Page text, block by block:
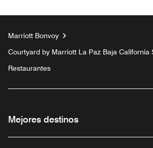
Marriott Bonvoy
Courtyard by Marriott La Paz Baja California
Restaurantes
Mejores destinos